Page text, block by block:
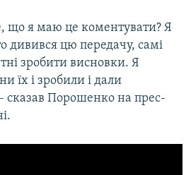
що я маю це коментувати? Я
дивився цю передачу, самі
зробити висновки. Я
їх і зробили і дали
сказав Порошенко на прес-